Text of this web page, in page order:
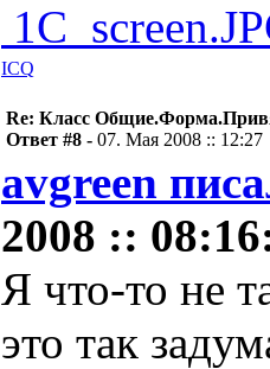
ICQ
Re: Класс
Ответ #8 - 07. Мая 2008 :: 12:27
avgreen
2008 ::
Я что-то не
это так